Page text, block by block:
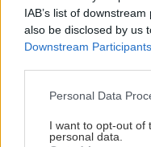
IAB’s list of
also be disclosed by us
Downstream Participants
Personal Data
I want to opt-out of
personal data.
Post
Tags:
#GPX/GPS Rakúsko